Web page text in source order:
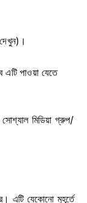
পাওয়া যেতে
মিডিয়া গ্রুপ/
এটি যেকোনো মুহূর্তে